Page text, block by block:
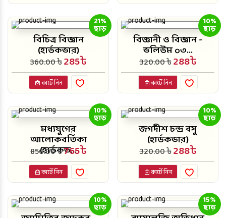
21%
ছাড়
বিচিত্র বিজ্ঞান
(হার্ডকভার)
360.00 ৳285৳
কার্টে নিন
10%
ছাড়
বিজ্ঞানী ও বিজ্ঞান -
ভলিউম ০৩...
320.00 ৳288৳
কার্টে নিন
10%
ছাড়
মধ্যযুগের
আলোকবর্তিকা
(হার্ডকভ...
850.00 ৳765৳
কার্টে নিন
10%
ছাড়
জগদীশ চন্দ্র বসু
(হার্ডকভার)
320.00 ৳288৳
কার্টে নিন
10%
ছাড়
15%
ছাড়